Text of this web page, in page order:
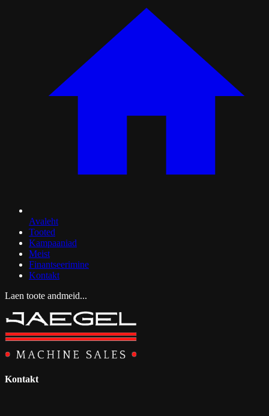
Avaleht
Tooted
Kampaaniad
Meist
Finantseerimine
Kontakt
Laen toote andmeid...
Kontakt